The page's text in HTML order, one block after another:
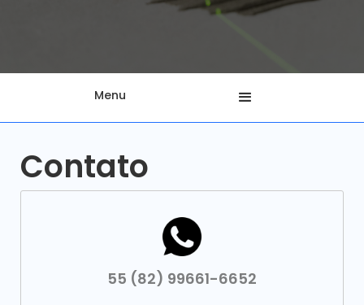
Menu
Contato
55 (82) 99661-6652